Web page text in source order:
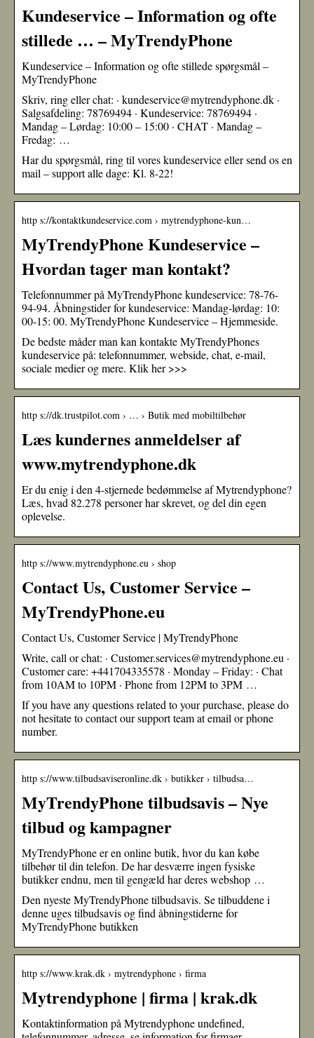
Kundeservice – Information og ofte
stillede … – MyTrendyPhone
Kundeservice – Information og ofte stillede spørgsmål –
MyTrendyPhone
Skriv, ring eller chat: · kundeservice@mytrendyphone.dk ·
Salgsafdeling: 78769494 · Kundeservice: 78769494 ·
Mandag – Lørdag: 10:00 – 15:00 · CHAT · Mandag –
Fredag: …
Har du spørgsmål, ring til vores kundeservice eller send os en
mail – support alle dage: Kl. 8-22!
http s://kontaktkundeservice.com › mytrendyphone-kun…
MyTrendyPhone Kundeservice –
Hvordan tager man kontakt?
Telefonnummer på MyTrendyPhone kundeservice: 78-76-
94-94. Åbningstider for kundeservice: Mandag-lørdag: 10:
00-15: 00. MyTrendyPhone Kundeservice – Hjemmeside.
De bedste måder man kan kontakte MyTrendyPhones
kundeservice på: telefonnummer, webside, chat, e-mail,
sociale medier og mere. Klik her >>>
http s://dk.trustpilot.com › … › Butik med mobiltilbehør
Læs kundernes anmeldelser af
www.mytrendyphone.dk
Er du enig i den 4-stjernede bedømmelse af Mytrendyphone?
Læs, hvad 82.278 personer har skrevet, og del din egen
oplevelse.
http s://www.mytrendyphone.eu › shop
Contact Us, Customer Service –
MyTrendyPhone.eu
Contact Us, Customer Service | MyTrendyPhone
Write, call or chat: · Customer.services@mytrendyphone.eu ·
Customer care: +441704335578 · Monday – Friday: · Chat
from 10AM to 10PM · Phone from 12PM to 3PM …
If you have any questions related to your purchase, please do
not hesitate to contact our support team at email or phone
number.
http s://www.tilbudsaviseronline.dk › butikker › tilbudsa…
MyTrendyPhone tilbudsavis – Nye
tilbud og kampagner
MyTrendyPhone er en online butik, hvor du kan købe
tilbehør til din telefon. De har desværre ingen fysiske
butikker endnu, men til gengæld har deres webshop …
Den nyeste MyTrendyPhone tilbudsavis. Se tilbuddene i
denne uges tilbudsavis og find åbningstiderne for
MyTrendyPhone butikken
http s://www.krak.dk › mytrendyphone › firma
Mytrendyphone | firma | krak.dk
Kontaktinformation på Mytrendyphone undefined,